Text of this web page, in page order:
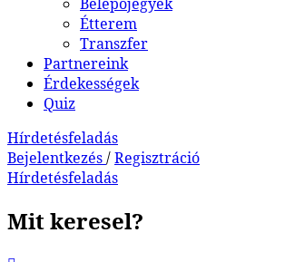
Étterem
Transzfer
Partnereink
Érdekességek
Quiz
Hírdetésfeladás
Bejelentkezés/Regisztráció
Hírdetésfeladás
Mit keresel?